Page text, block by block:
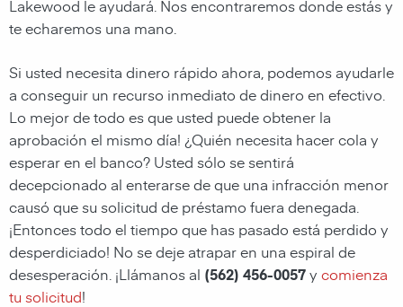
Lakewood le ayudará. Nos encontraremos donde estás y
te echaremos una mano.
Si usted necesita dinero rápido ahora, podemos ayudarle
a conseguir un recurso inmediato de dinero en efectivo.
Lo mejor de todo es que usted puede obtener la
aprobación el mismo día! ¿Quién necesita hacer cola y
esperar en el banco? Usted sólo se sentirá
decepcionado al enterarse de que una infracción menor
causó que su solicitud de préstamo fuera denegada.
¡Entonces todo el tiempo que has pasado está perdido y
desperdiciado! No se deje atrapar en una espiral de
desesperación. ¡Llámanos al (562) 456-0057y comienza
tu solicitud!